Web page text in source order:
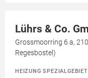
Lührs & Co.
Grossmoorring 6 a,
Regesbostel)
HEIZUNG